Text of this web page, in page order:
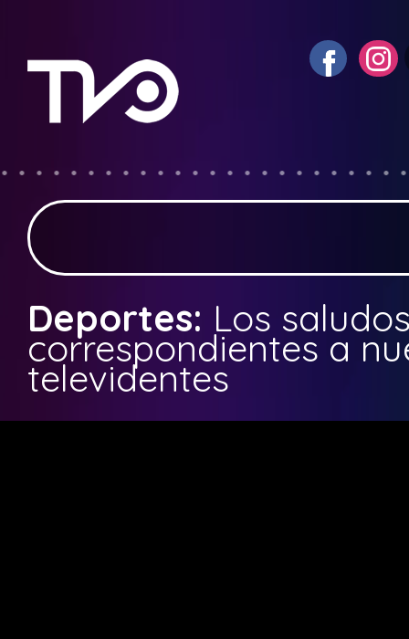
Deportes: Los
correspondientes a
televidentes